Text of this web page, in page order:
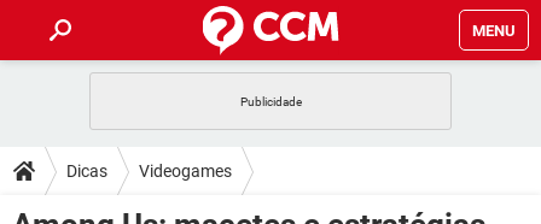
MENU
CELULAR
OUTLOOK EXCEL
DICAS
JOGOS
DOWNLOADS
Dicas Videogames